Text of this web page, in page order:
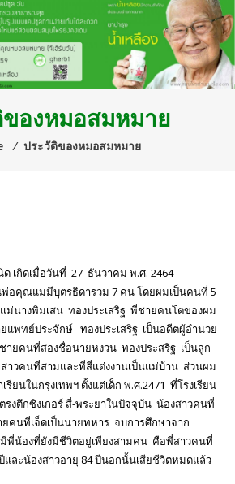
องหมอสมหมาย
⁄ ประวัติของหมอสมหมาย
เกิดเมื่อวันที่ 27 ธันวาคม พ.ศ. 2464
อคุณแม่มีบุตรธิดารวม 7 คน โดยผมเป็นคนที่ 5
างพิมเสน ทองประเสริฐ พี่ชายคนโตของผม
แพทย์ประจักษ์ ทองประเสริฐ เป็นอดีตผู้อำนวย
ายคนที่สองชื่อนายหงวน ทองประสริฐ เป็นลูก
วคนที่สามและที่สี่แต่งงานเป็นแม่บ้าน ส่วนผม
ยนในกรุงเทพฯ ตั้งแต่เด็ก พ.ศ.2471 ที่โรงเรียน
รงตึกซิงเกอร์ สี่-พระยาในปัจจุบัน น้องสาวคนที่
คนที่เจ็ดเป็นนายทหาร จบการศึกษาจาก
พี่น้องที่ยังมีชีวิตอยู่เพียงสามคน คือพี่สาวคนที่
และน้องสาวอายุ 84 ปีนอกนั้นเสียชีวิตหมดแล้ว